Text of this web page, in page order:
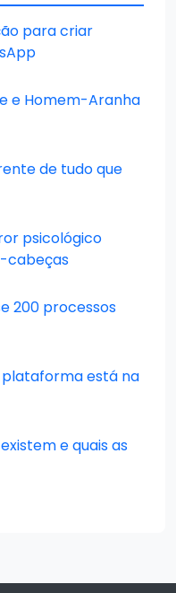
para criar
e Homem-Aranha
de tudo que
psicológico
cabeças
200 processos
plataforma está na
e quais as